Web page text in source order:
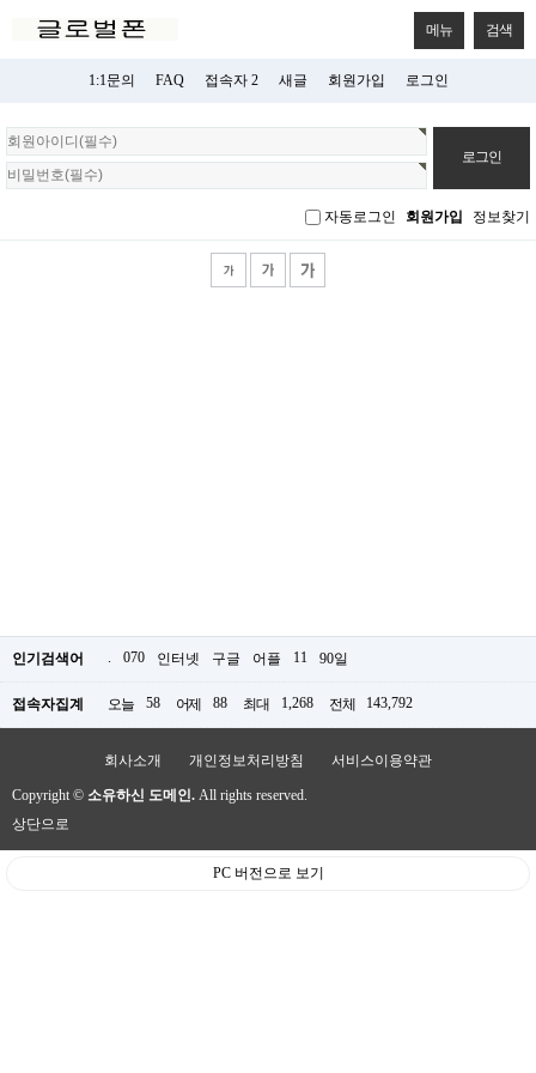
메뉴 검색
1:1문의 FAQ 접속자 2 새글 회원가입 로그인
회
원
로
자동로그인 회원가입 정보찾기
인기검색어 . 070 인터넷 구글 어플 11 90일
접속자집계 오늘 58 어제 88 최대 1,268 전체 143,792
회사소개 개인정보처리방침 서비스이용약관
Copyright © 소유하신 도메인. All rights reserved.
상단으로
PC 버전으로 보기